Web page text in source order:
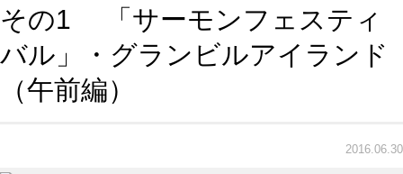
その1 「サーモンフェスティ
バル」・グランビルアイランド
（午前編）
2016.06.30